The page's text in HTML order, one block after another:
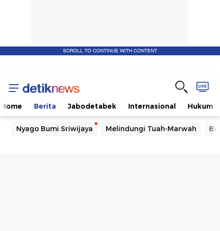
SCROLL TO CONTINUE WITH CONTENT
Home Berita Jabodetabek Internasional Hukum
Nyago Bumi Sriwijaya Melindungi Tuah-Marwah